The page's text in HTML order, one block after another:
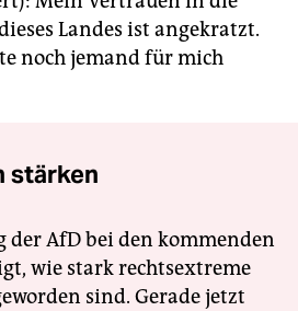
Landes ist angekratzt.
noch jemand für mich
stärken
der AfD bei den kommenden
wie stark rechtsextreme
sind. Gerade jetzt